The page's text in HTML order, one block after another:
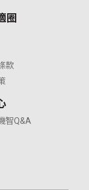
圈
款
智Q&A